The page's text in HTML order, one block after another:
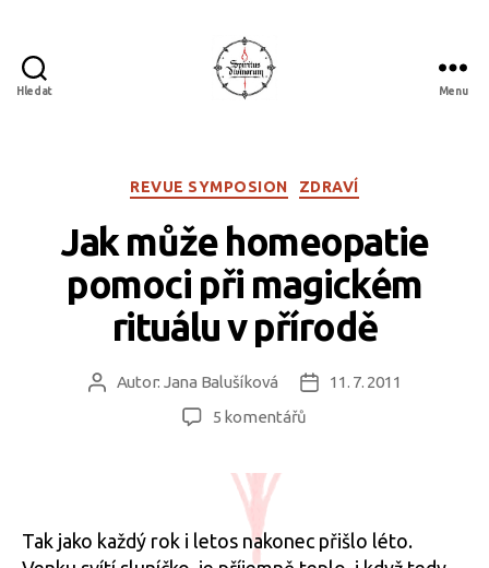
Hledat Menu
Rubriky
REVUE SYMPOSION ZDRAVÍ
Jak může homeopatie
pomoci při magickém
rituálu v přírodě
AutorAutor: Jana Balušíková
Datum
11. 7. 2011
5 komentářů
může
homeopatie
Tak jako každý rok i letos nakonec přišlo léto.